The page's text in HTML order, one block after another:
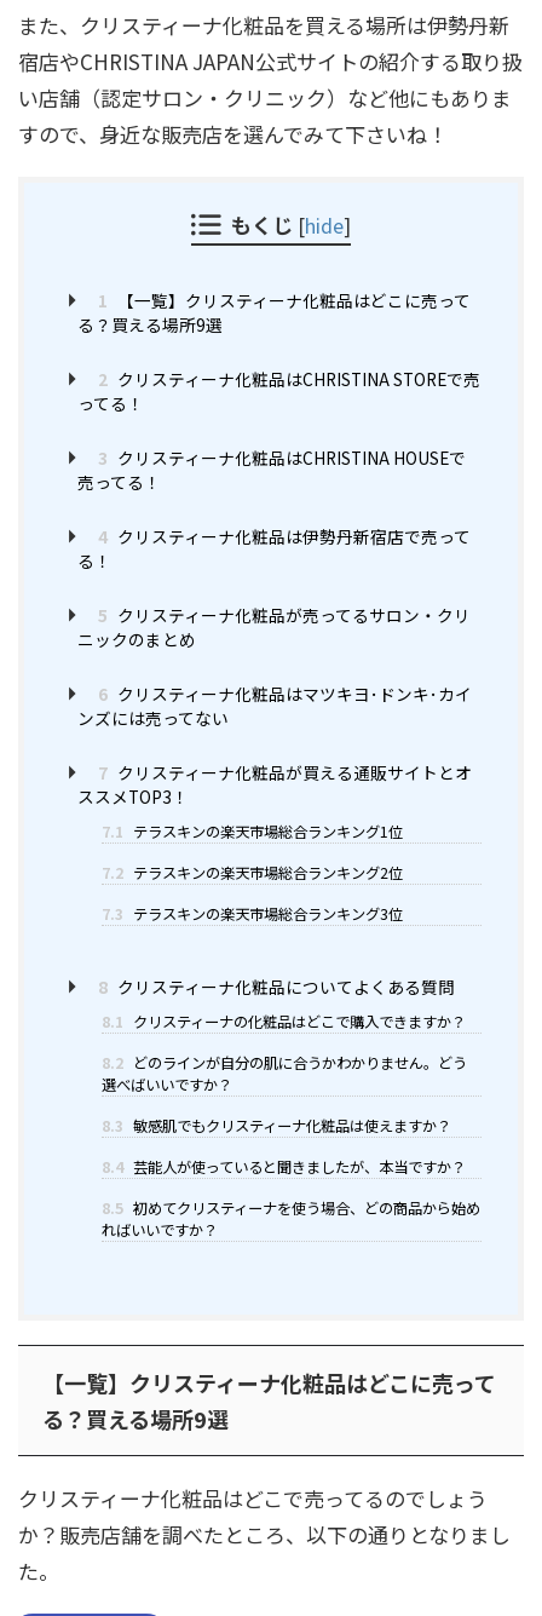
また、クリスティーナ化粧品を買える場所は伊勢丹新
宿店やCHRISTINA JAPAN公式サイトの紹介する取り扱
い店舗（認定サロン・クリニック）など他にもありま
すので、身近な販売店を選んでみて下さいね！
もくじ [hide]
1
【一覧】クリスティーナ化粧品はどこに売って
る？買える場所9選
2 クリスティーナ化粧品はCHRISTINA STOREで売
ってる！
3 クリスティーナ化粧品はCHRISTINA HOUSEで
売ってる！
4 クリスティーナ化粧品は伊勢丹新宿店で売って
る！
5 クリスティーナ化粧品が売ってるサロン・クリ
ニックのまとめ
6 クリスティーナ化粧品はマツキヨ･ドンキ･カイ
ンズには売ってない
7 クリスティーナ化粧品が買える通販サイトとオ
ススメTOP3！
7.1 テラスキンの楽天市場総合ランキング1位
7.2 テラスキンの楽天市場総合ランキング2位
7.3 テラスキンの楽天市場総合ランキング3位
8 クリスティーナ化粧品についてよくある質問
8.1 クリスティーナの化粧品はどこで購入できますか？
8.2 どのラインが自分の肌に合うかわかりません。どう
選べばいいですか？
8.3 敏感肌でもクリスティーナ化粧品は使えますか？
8.4 芸能人が使っていると聞きましたが、本当ですか？
8.5 初めてクリスティーナを使う場合、どの商品から始め
ればいいですか？
【一覧】クリスティーナ化粧品はどこに売って
る？買える場所9選
クリスティーナ化粧品はどこで売ってるのでしょう
か？販売店舗を調べたところ、以下の通りとなりまし
た。